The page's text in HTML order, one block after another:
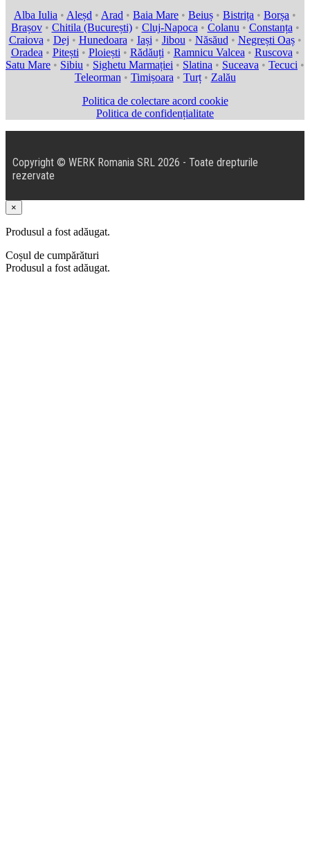
Alba Iulia • Aleșd • Arad • Baia Mare • Beiuș • Bistrița • Borșa •
Brașov• Chitila (București)• Cluj-Napoca • Colanu • Constanța •
Craiova • Dej • Hunedoara • Iași • Jibou • Năsăud • Negrești Oaș•
Oradea • Pitești • Ploiești • Rădăuți • Ramnicu Valcea • Ruscova •
Satu Mare • Sibiu • Sighetu Marmației • Slatina • Suceava • Tecuci •
Teleorman • Timișoara • Turț• Zalău
Politica de colectare acord cookie
Politica de confidențialitate
Copyright © WERK Romania SRL 2026 - Toate drepturile
rezervate
×
Produsul a fost adăugat.
Coșul de cumpărături
Produsul a fost adăugat.